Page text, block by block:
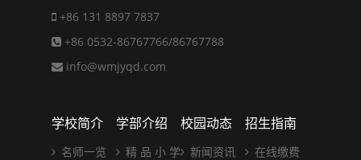
+86 131 8897 7837
+86 0532-86767766/86767788
info@wmjyqd.com
学校简介
名师一览
学部介绍
精 品 小 学
校园动态
新闻资讯
招生指南
在线缴费